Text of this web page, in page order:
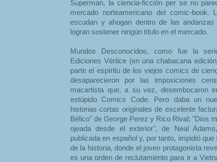
Superman, la ciencia-ficción per se no
mercado norteamericano del comic-book.
escudan y ahogan dentro de las
logran sostener ningún título en el mercado.
Mundos Desconocidos, como fue la
Ediciones Vértice (en una chabacana
parte el espíritu de los viejos comics de
desaparecieron por las imposiciones
macartista que, a su vez, desembocaron
estúpido Comics Code. Pero daba un
historias cortas originales de excelente
Bélico" de George Perez y Rico Rival; "Dios
ojeada desde el exterior", de Neal
publicada en español y, por tanto, impidió
de la historia, donde el joven protagonista
es una orden de reclutamiento para ir a